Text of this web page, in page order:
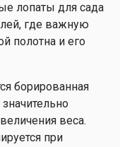
лопаты для сада
где важную
полотна и его
борированная
веса.
при